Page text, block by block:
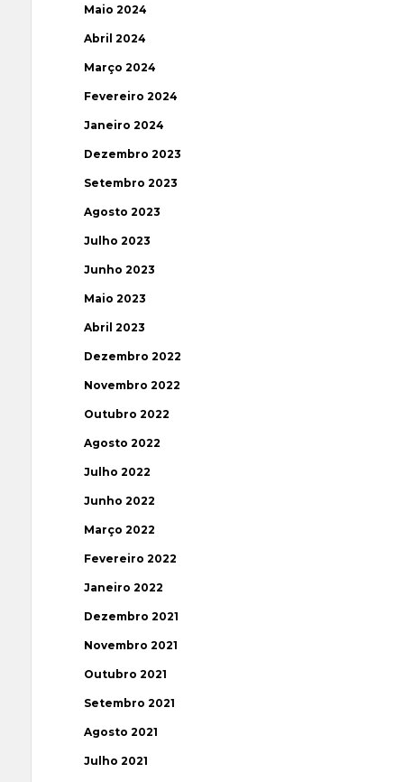
Maio 2024
Abril 2024
Março 2024
Fevereiro 2024
Janeiro 2024
Dezembro 2023
Setembro 2023
Agosto 2023
Julho 2023
Junho 2023
Maio 2023
Abril 2023
Dezembro 2022
Novembro 2022
Outubro 2022
Agosto 2022
Julho 2022
Junho 2022
Março 2022
Fevereiro 2022
Janeiro 2022
Dezembro 2021
Novembro 2021
Outubro 2021
Setembro 2021
Agosto 2021
Julho 2021